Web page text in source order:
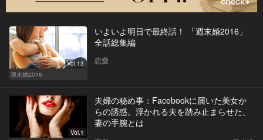
Vol.13
週末婚2016
いよいよ明日で最終話！ 「週末婚2016」
全話総集編
恋愛
Vol.1
夫婦の秘め事：Facebookに届いた美女か
らの誘惑。浮かれる夫を踏み止まらせた、
妻の手腕とは